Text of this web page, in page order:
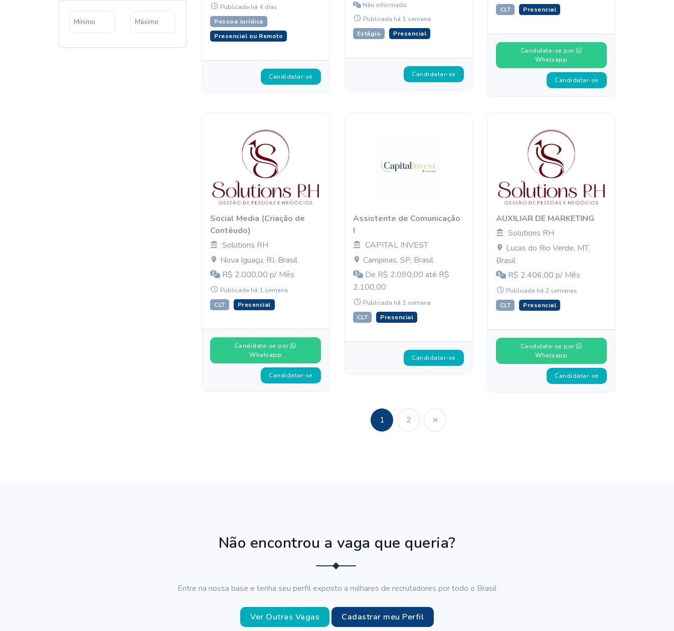
Publicada há 4 dias
Pessoa Jurídica
Presencial ou Remoto
Candidatar-se
Não informado
Publicada há 1 semana
Estágio Presencial
Candidatar-se
CLT Presencial
Candidate-se por
Whatsapp
Candidatar-se
Social Media (Criação de
Contéudo)
Solutions RH
Nova Iguaçu, RJ, Brasil
R$ 2.000,00 p/ Mês
Publicada há 1 semana
CLT Presencial
Candidate-se por
Whatsapp
Candidatar-se
Assistente de Comunicação
I
CAPITAL INVEST
Campinas, SP, Brasil
De R$ 2.090,00 até R$
2.100,00
Publicada há 1 semana
CLT Presencial
Candidatar-se
AUXILIAR DE MARKETING
Solutions RH
Lucas do Rio Verde, MT,
Brasil
R$ 2.406,00 p/ Mês
Publicada há 2 semanas
CLT Presencial
Candidate-se por
Whatsapp
Candidatar-se
1 2
Não encontrou a vaga que queria?
Entre na nossa base e tenha seu perfil exposto a milhares de recrutadores por todo o Brasil
Ver Outras Vagas Cadastrar meu Perfil